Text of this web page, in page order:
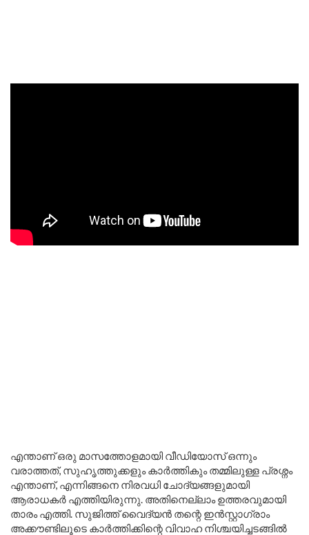
എന്താണ് ഒരു മാസത്തോളമായി വീഡിയോസ് ഒന്നും
വരാത്തത്, സുഹൃത്തുക്കളും കാർത്തികും തമ്മിലുള്ള പ്രശ്നം
എന്താണ്, എന്നിങ്ങനെ നിരവധി ചോദ്യങ്ങളുമായി
ആരാധകർ എത്തിയിരുന്നു. അതിനെല്ലാം ഉത്തരവുമായി
താരം എത്തി. സുജിത്ത് വൈദ്യൻ തന്റെ ഇൻസ്റ്റാഗ്രാം
അക്കൗണ്ടിലൂടെ കാർത്തിക്കിന്റെ വിവാഹ നിശ്ചയിച്ചടങ്ങിൽ